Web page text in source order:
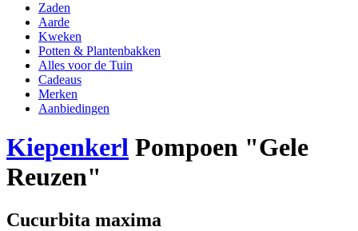
Zaden
Aarde
Kweken
Potten & Plantenbakken
Alles voor de Tuin
Cadeaus
Merken
Aanbiedingen
Kiepenkerl Pompoen "Gele
Reuzen"
Cucurbita maxima